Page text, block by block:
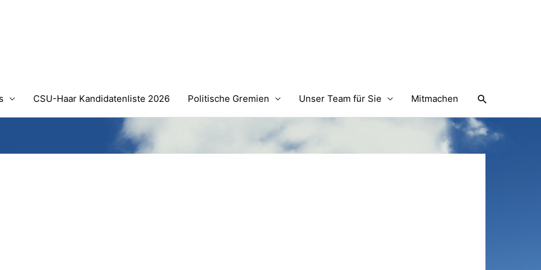
CSU-Haar Kandidatenliste 2026 Politische Gremien Unser Team für Sie Mitmachen Suchen